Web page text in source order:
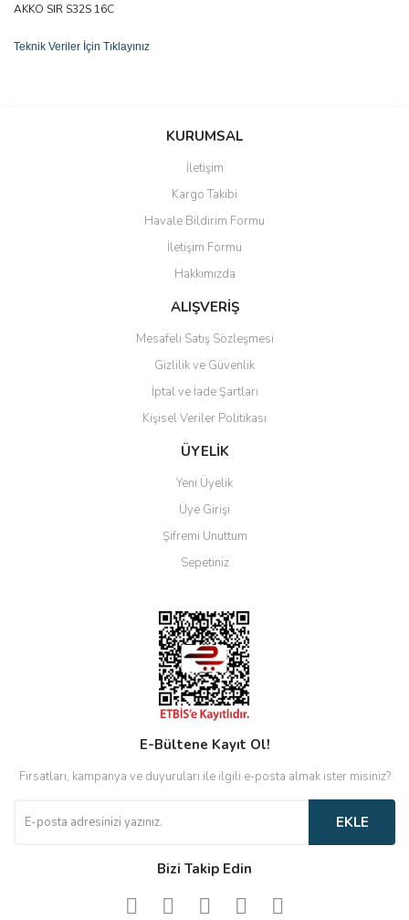
AKKO SIR S32S 16C
Teknik Veriler İçin Tıklayınız
Bu ürüne ilk yorumu siz yapın!
Ürün resmi kalitesiz, bozuk veya görüntülenemiyor.
Ürün açıklamasında eksik bilgiler bulunuyor.
Ürün bilgilerinde hatalar bulunuyor.
Ürün fiyatı diğer sitelerden daha pahalı.
Bu ürüne benzer farklı alternatifler olmalı.
Gönder
KURUMSAL
İletişim
Kargo Takibi
Havale Bildirim Formu
İletişim Formu
Hakkımızda
ALIŞVERİŞ
Mesafeli Satış Sözleşmesi
Gizlilik ve Güvenlik
İptal ve İade Şartları
Kişisel Veriler Politikası
ÜYELİK
Yeni Üyelik
Üye Girişi
Şifremi Unuttum
Sepetiniz
E-Bültene Kayıt Ol!
Fırsatları, kampanya ve duyuruları ile ilgili e-posta almak ister misiniz?
EKLE
Bizi Takip Edin